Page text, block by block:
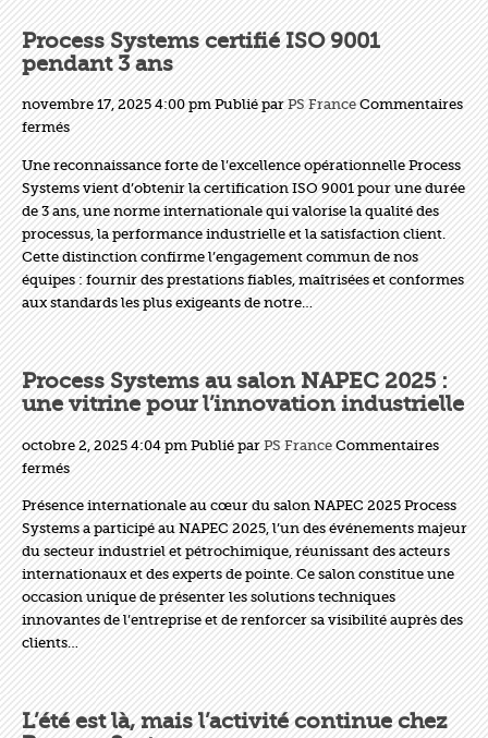
Process Systems certifié ISO 9001
pendant 3 ans
novembre 17, 2025 4:00 pm Publié parPS France Commentaires
ferméssur
Process
Systems
certifié
ISO
9001
pendant
3
ans
Une reconnaissance forte de l’excellence opérationnelle Process
Systems vient d’obtenir la certification ISO 9001 pour une durée
de 3 ans, une norme internationale qui valorise la qualité des
processus, la performance industrielle et la satisfaction client.
Cette distinction confirme l’engagement commun de nos
équipes : fournir des prestations fiables, maîtrisées et conformes
aux standards les plus exigeants de notre…
Process Systems au salon NAPEC 2025 :
une vitrine pour l’innovation industrielle
octobre 2, 2025 4:04 pm Publié parPS France Commentaires
ferméssur
Process
Systems
au
salon
NAPEC
2025
:
une
vitrine
pour
l’innovation
Présence internationale au cœur du salon NAPEC 2025 Process
Systems a participé au NAPEC 2025, l’un des événements majeur
du secteur industriel et pétrochimique, réunissant des acteurs
internationaux et des experts de pointe. Ce salon constitue une
occasion unique de présenter les solutions techniques
innovantes de l’entreprise et de renforcer sa visibilité auprès des
clients…
L’été est là, mais l’activité continue chez